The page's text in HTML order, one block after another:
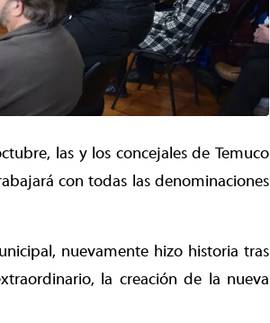
las y los concejales de Temuco
con todas las denominaciones
nuevamente hizo historia tras
la creación de la nueva